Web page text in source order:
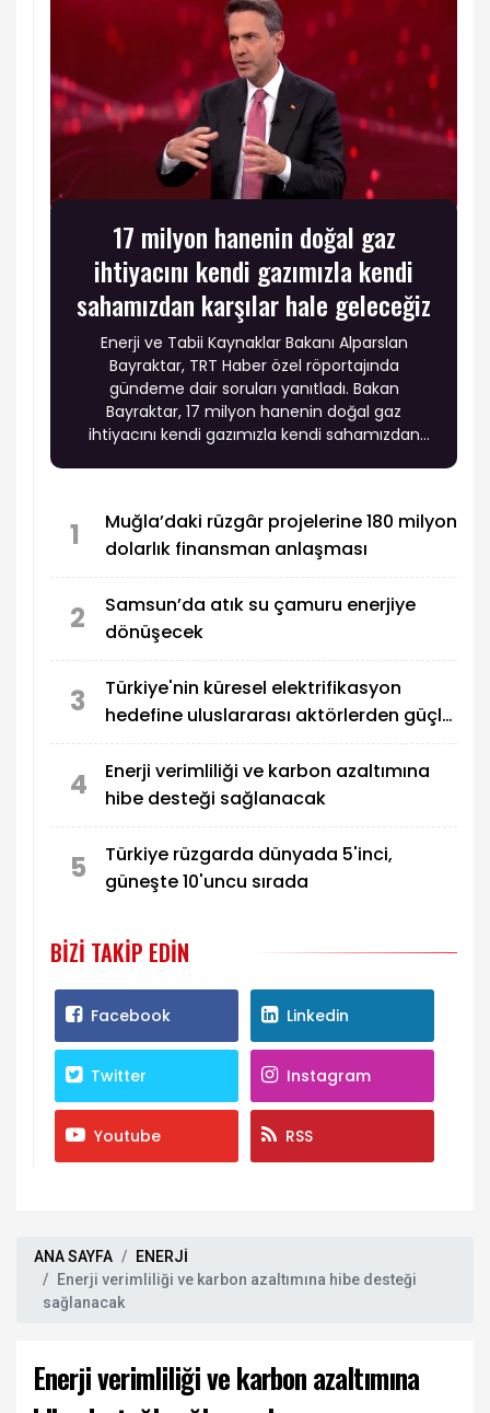
17 milyon hanenin doğal gaz
ihtiyacını kendi gazımızla kendi
sahamızdan karşılar hale geleceğiz
Enerji ve Tabii Kaynaklar Bakanı Alparslan
Bayraktar, TRT Haber özel röportajında
gündeme dair soruları yanıtladı. Bakan
Bayraktar, 17 milyon hanenin doğal gaz
ihtiyacını kendi gazımızla kendi sahamızdan
1
Muğla’daki rüzgâr projelerine 180 milyon
dolarlık finansman anlaşması
2
Samsun’da atık su çamuru enerjiye
dönüşecek
3
Türkiye'nin küresel elektrifikasyon
hedefine uluslararası aktörlerden güçlü
4
Enerji verimliliği ve karbon azaltımına
hibe desteği sağlanacak
5
Türkiye rüzgarda dünyada 5'inci,
güneşte 10'uncu sırada
BIZI TAKIP EDIN
Facebook Linkedin
Twitter Instagram
Youtube RSS
ANA SAYFA
ENERJİ
Enerji verimliliği ve karbon azaltımına hibe desteği
sağlanacak
Enerji verimliliği ve karbon azaltımına